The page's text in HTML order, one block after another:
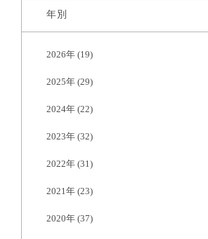
年別
2026年 (19)
2025年 (29)
2024年 (22)
2023年 (32)
2022年 (31)
2021年 (23)
2020年 (37)